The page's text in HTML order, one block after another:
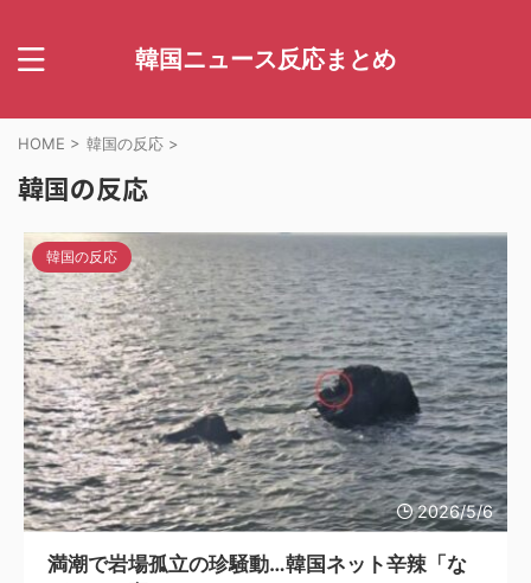
韓国ニュース反応まとめ
HOME > 韓国の反応 >
韓国の反応
2026/5/6
韓国の反応
満潮で岩場孤立の珍騒動…韓国ネット辛辣「な